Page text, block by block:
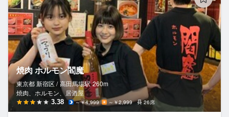
閲覧履歴
気になる求人
検索履歴・保存した条件
応募履歴
WEB履歴書
焼肉 ホルモン閻魔
東京都 新宿区 / 高田馬場駅 260m
焼肉、ホルモン、居酒屋
3.38 ～￥4,999 ～￥2,999 26席